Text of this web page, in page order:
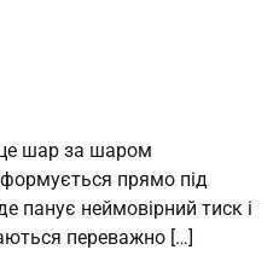
це шар за шаром
прямо під
панує неймовірний тиск і
переважно […]